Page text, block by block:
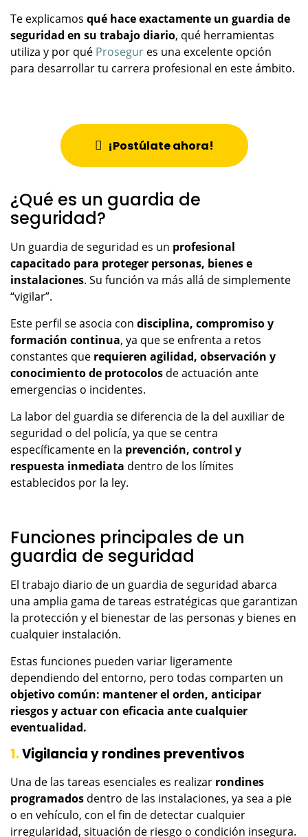
Te explicamos qué hace exactamente un guardia de
seguridad en su trabajo diario, qué herramientas
utiliza y por qué Prosegur es una excelente opción
para desarrollar tu carrera profesional en este ámbito.
¡Postúlate ahora!
¿Qué es un guardia de
seguridad?
Un guardia de seguridad es un profesional
capacitado para proteger personas, bienes e
instalaciones. Su función va más allá de simplemente
“vigilar”.
Este perfil se asocia con disciplina, compromiso y
formación continua, ya que se enfrenta a retos
constantes que requieren agilidad, observación y
conocimiento de protocolos de actuación ante
emergencias o incidentes.
La labor del guardia se diferencia de la del auxiliar de
seguridad o del policía, ya que se centra
específicamente en la prevención, control y
respuesta inmediata dentro de los límites
establecidos por la ley.
Funciones principales de un
guardia de seguridad
El trabajo diario de un guardia de seguridad abarca
una amplia gama de tareas estratégicas que garantizan
la protección y el bienestar de las personas y bienes en
cualquier instalación.
Estas funciones pueden variar ligeramente
dependiendo del entorno, pero todas comparten un
objetivo común: mantener el orden, anticipar
riesgos y actuar con eficacia ante cualquier
eventualidad.
1.Vigilancia y rondines preventivos
Una de las tareas esenciales es realizar rondines
programados dentro de las instalaciones, ya sea a pie
o en vehículo, con el fin de detectar cualquier
irregularidad, situación de riesgo o condición insegura.